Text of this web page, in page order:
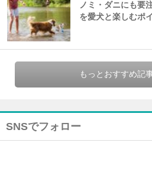
ノミ・ダニにも要
を愛犬と楽しむポ
もっとおすすめ記
SNSでフォロー